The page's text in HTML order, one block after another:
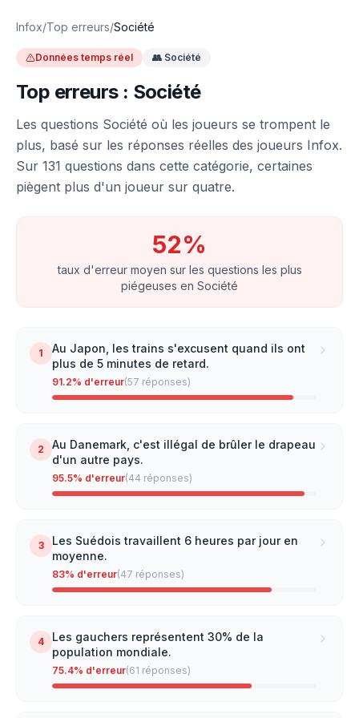
Infox/Top erreurs/Société
Données temps réel 👥 Société
Top erreurs : Société
Les questions Société où les joueurs se trompent le
plus, basé sur les réponses réelles des joueurs Infox.
Sur 131 questions dans cette catégorie, certaines
piègent plus d'un joueur sur quatre.
52%
taux d'erreur moyen sur les questions les plus
piégeuses en Société
1
Au Japon, les trains s'excusent quand ils ont
plus de 5 minutes de retard.
91.2% d'erreur(57 réponses)
2
Au Danemark, c'est illégal de brûler le drapeau
d'un autre pays.
95.5% d'erreur(44 réponses)
3
Les Suédois travaillent 6 heures par jour en
moyenne.
83% d'erreur(47 réponses)
4
Les gauchers représentent 30% de la
population mondiale.
75.4% d'erreur(61 réponses)